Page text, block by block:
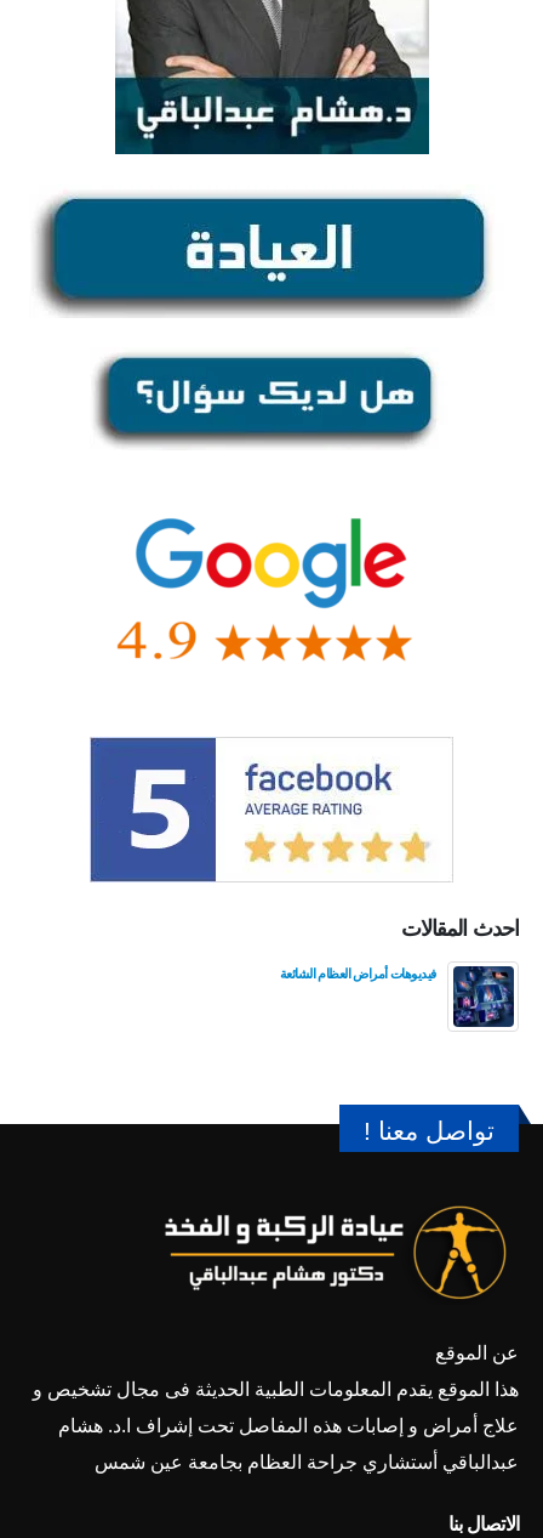
احدث المقالات
فيديوهات أمراض العظام الشائعة
تواصل معنا !
عن الموقع
هذا الموقع يقدم المعلومات الطبية الحديثة فى مجال تشخيص و
علاج أمراض و إصابات هذه المفاصل تحت إشراف ا.د. هشام
عبدالباقي أستشاري جراحة العظام بجامعة عين شمس
الاتصال بنا